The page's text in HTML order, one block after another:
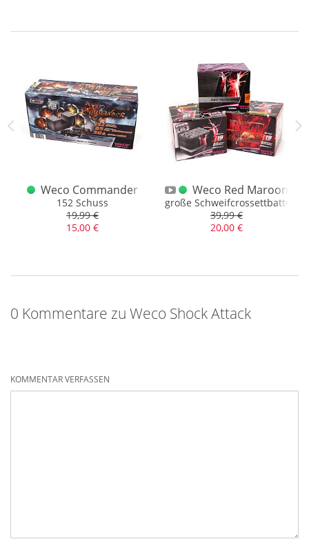
Angebote der Sommeraktion auf und bieten aber auch
nochmal einiges an neuen Artikeln – viel Spaß! Bitte beachtet
auch bei den neuen Angeboten, dass es sich zum Teil um
Artikel mit einem Postencharakter handeln kann. Zu dem
kann es bei Sortimenten vorkommen, dass der ein oder
andere Artikel, z.b. bei der Anzahl der Raketen, fehlt. Wir
bitten um euer Verständnis und haben dieses bei der
Weco Commander
152 Schuss
19,99 €
15,00 €
Weco Red Maroons
große Schweifcrossettbatterie
39,99 €
20,00 €
0 Kommentare zu Weco Shock Attack
KOMMENTAR VERFASSEN